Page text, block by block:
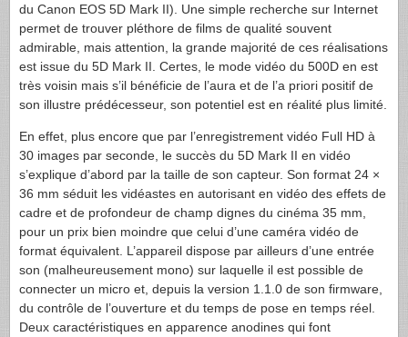
du Canon EOS 5D Mark II). Une simple recherche sur Internet
permet de trouver pléthore de films de qualité souvent
admirable, mais attention, la grande majorité de ces réalisations
est issue du 5D Mark II. Certes, le mode vidéo du 500D en est
très voisin mais s’il bénéficie de l’aura et de l’a priori positif de
son illustre prédécesseur, son potentiel est en réalité plus limité.
En effet, plus encore que par l’enregistrement vidéo Full HD à
30 images par seconde, le succès du 5D Mark II en vidéo
s’explique d’abord par la taille de son capteur. Son format 24 ×
36 mm séduit les vidéastes en autorisant en vidéo des effets de
cadre et de profondeur de champ dignes du cinéma 35 mm,
pour un prix bien moindre que celui d’une caméra vidéo de
format équivalent. L’appareil dispose par ailleurs d’une entrée
son (malheureusement mono) sur laquelle il est possible de
connecter un micro et, depuis la version 1.1.0 de son firmware,
du contrôle de l’ouverture et du temps de pose en temps réel.
Deux caractéristiques en apparence anodines qui font